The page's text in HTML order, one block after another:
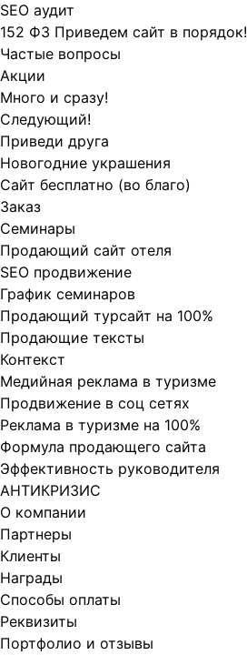
SEO аудит
152 ФЗ Приведем сайт в порядок!
Частые вопросы
Акции
Много и сразу!
Следующий!
Приведи друга
Новогодние украшения
Сайт бесплатно (во благо)
Заказ
Cеминары
Продающий сайт отеля
SEO продвижение
График семинаров
Продающий турсайт на 100%
Продающие тексты
Контекст
Медийная реклама в туризме
Продвижение в соц сетях
Реклама в туризме на 100%
Формула продающего сайта
Эффективность руководителя
АНТИКРИЗИС
О компании
Партнеры
Клиенты
Награды
Способы оплаты
Реквизиты
Портфолио и отзывы